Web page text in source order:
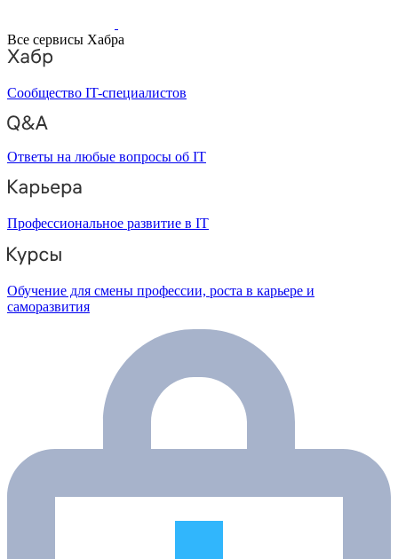
Все сервисы Хабра
Сообщество IT-специалистов
Ответы на любые вопросы об IT
Профессиональное развитие в IT
Обучение для смены профессии, роста в карьере и
саморазвития